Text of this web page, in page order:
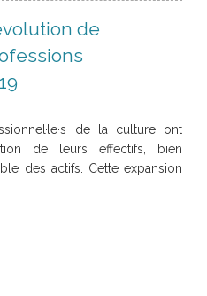
de
de la culture ont
de leurs effectifs, bien
des actifs. Cette expansion